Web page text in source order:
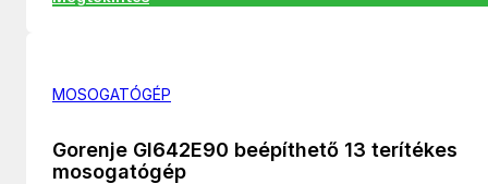
MOSOGATÓGÉP
Gorenje GI642E90 beépíthető 13 terítékes
mosogatógép